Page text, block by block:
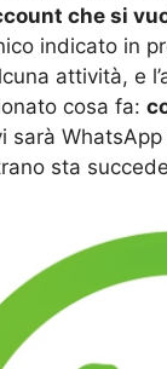
che si
indicato in
attività, e
cosa fa:
sarà WhatsApp
sta